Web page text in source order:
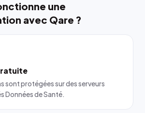
une
avec Qare ?
sont protégées sur des serveurs
Données de Santé.